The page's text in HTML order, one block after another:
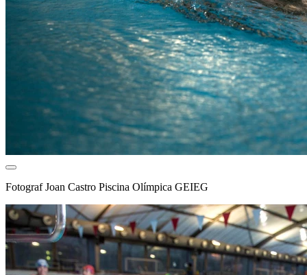
FotografJoan Castro Piscina Olímpica GEIEG